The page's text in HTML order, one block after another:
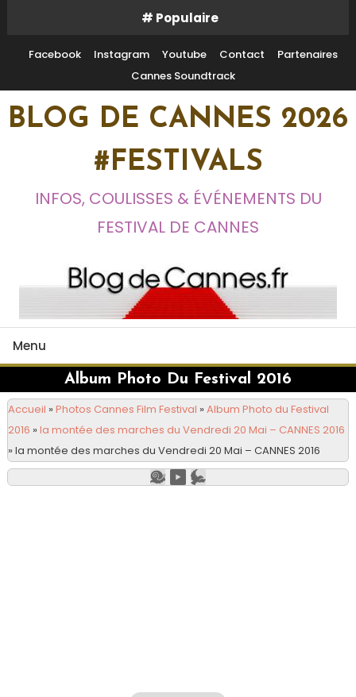
Content
# Populaire
Facebook Instagram Youtube Contact
Partenaires
Cannes Soundtrack
BLOG DE CANNES 2026
#FESTIVALS
INFOS, COULISSES & ÉVÉNEMENTS DU
FESTIVAL DE CANNES
Menu
Album Photo Du Festival 2016
Accueil »Photos Cannes Film Festival »Album Photo du Festival
2016 »la montée des marches du Vendredi 20 Mai – CANNES 2016
»la montée des marches du Vendredi 20 Mai – CANNES 2016